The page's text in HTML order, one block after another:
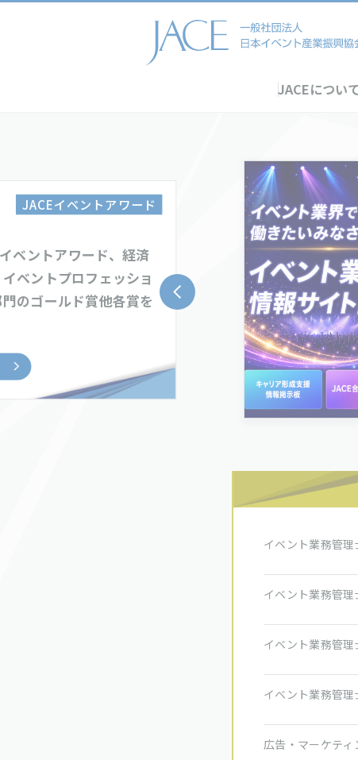
JACEについ
JACEイベントアワード
ベントアワード、経済
ベントプロフェッショ
のゴールド賞他各賞を
イベント業務管
イベント業務管
イベント業務管
イベント業務管
広告・マーケテ